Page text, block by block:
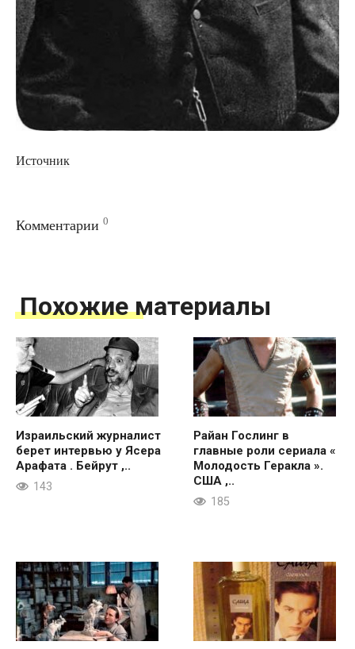
Источник
Комментарии 0
Похожие материалы
Израильский журналист
берет интервью у Ясера
Арафата . Бейрут ,..
143
Райан Гослинг в
главные роли сериала «
Молодость Геракла ».
США ,..
185